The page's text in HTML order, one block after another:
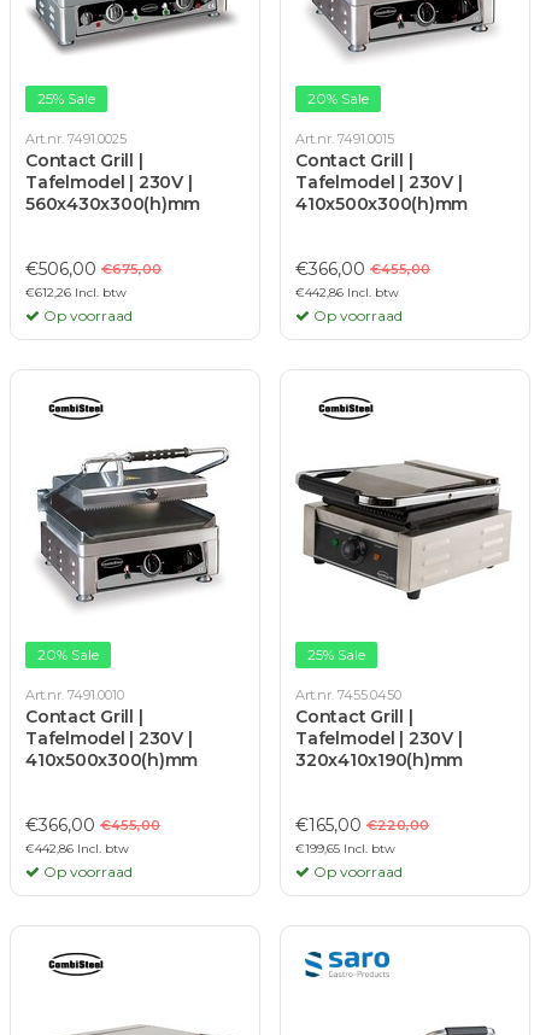
25% Sale
Art.nr. 7491.0025
Contact Grill |
Tafelmodel | 230V |
560x430x300(h)mm
€506,00 €675,00
€612,26 Incl. btw
Op voorraad
20% Sale
Art.nr. 7491.0015
Contact Grill |
Tafelmodel | 230V |
410x500x300(h)mm
€366,00 €455,00
€442,86 Incl. btw
Op voorraad
20% Sale
Art.nr. 7491.0010
Contact Grill |
Tafelmodel | 230V |
410x500x300(h)mm
€366,00 €455,00
€442,86 Incl. btw
Op voorraad
25% Sale
Art.nr. 7455.0450
Contact Grill |
Tafelmodel | 230V |
320x410x190(h)mm
€165,00 €220,00
€199,65 Incl. btw
Op voorraad